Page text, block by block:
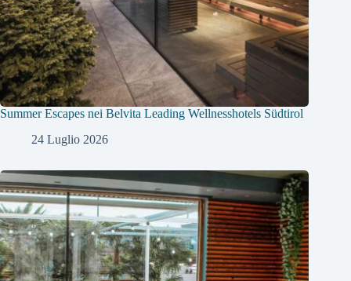
Summer Escapes nei Belvita Leading Wellnesshotels Südtirol
24 Luglio 2026